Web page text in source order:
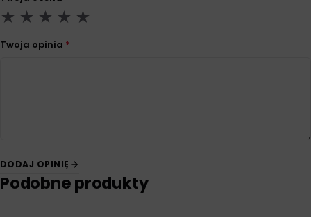
Twoja opinia *
DODAJ OPINIĘ
Podobne produkty